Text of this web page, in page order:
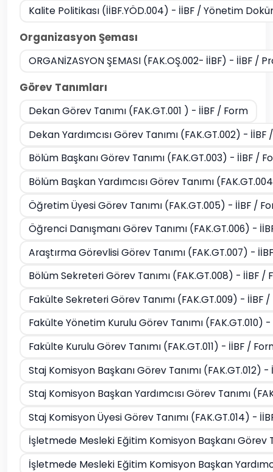
Kalite Politikası (İİBF.YÖD.004) - İİBF / Yönetim
Organizasyon Şeması
ORGANİZASYON ŞEMASI (FAK.OŞ.002- İİBF) - İİBF /
Görev Tanımları
Dekan Görev Tanımı (FAK.GT.001 ) - İİBF / Form
Dekan Yardımcısı Görev Tanımı (FAK.GT.002) - İİBF
Bölüm Başkanı Görev Tanımı (FAK.GT.003) - İİBF /
Bölüm Başkan Yardımcısı Görev Tanımı
Öğretim Üyesi Görev Tanımı (FAK.GT.005) - İİBF /
Öğrenci Danışmanı Görev Tanımı (FAK.GT.006) -
Araştırma Görevlisi Görev Tanımı (FAK.GT.007) -
Bölüm Sekreteri Görev Tanımı (FAK.GT.008) - İİBF /
Fakülte Sekreteri Görev Tanımı (FAK.GT.009) - İİBF
Fakülte Yönetim Kurulu Görev Tanımı (FAK.GT.010)
Fakülte Kurulu Görev Tanımı (FAK.GT.011) - İİBF /
Staj Komisyon Başkanı Görev Tanımı (FAK.GT.012) -
Staj Komisyon Başkan Yardımcısı Görev Tanımı
Staj Komisyon Üyesi Görev Tanımı (FAK.GT.014) -
İşletmede Mesleki Eğitim Komisyon Başkanı Görev
İşletmede Mesleki Eğitim Komisyon Başkan